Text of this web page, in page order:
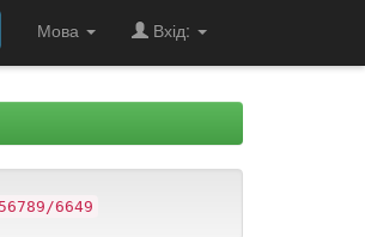
Мова Вхід:
6649